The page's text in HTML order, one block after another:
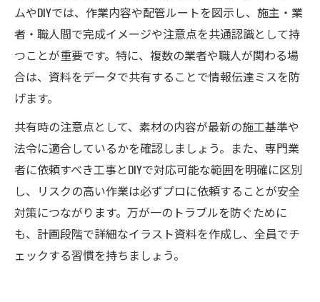
ムやDIYでは、作業内容や配管ルートを図示し、施主・業
者・職人間で完成イメージや注意点を共通認識として持
つことが重要です。特に、複数の業者や職人が関わる場
合は、資料をデータで共有することで情報伝達ミスを防
げます。
共有時の注意点として、素材の内容が最新の施工基準や
法令に適合しているかを確認しましょう。また、専門業
者に依頼すべき工事とDIYで対応可能な範囲を明確に区別
し、リスクの高い作業は必ずプロに依頼することが安全
対策につながります。万が一のトラブルを防ぐために
も、計画段階で詳細なイラスト資料を作成し、全員でチ
ェックする習慣を持ちましょう。